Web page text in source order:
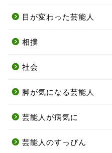
目が変わった芸能人
相撲
社会
脚が気になる芸能人
芸能人が病気に
芸能人のすっぴん